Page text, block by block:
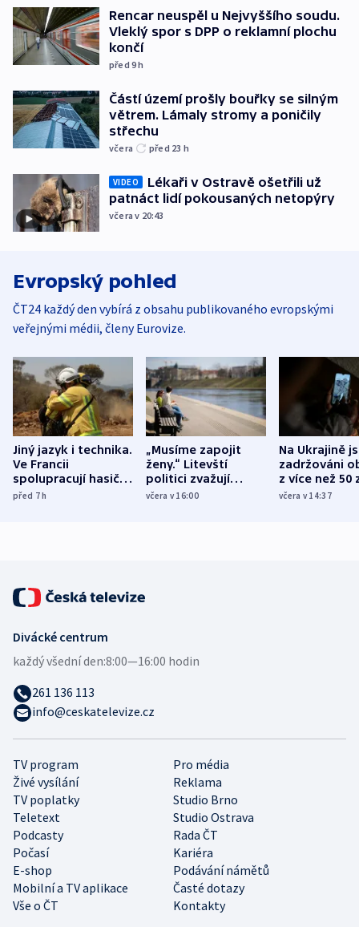
Rencar neuspěl u Nejvyššího soudu.
Vleklý spor s DPP o reklamní plochu
končí
před 9h
Částí území prošly bouřky se silným
větrem. Lámaly stromy a poničily
střechu
včera před 23 h
VIDEO
Lékaři v Ostravě ošetřili už
patnáct lidí pokousaných netopýry
včera v 20:43
Evropský pohled
ČT24 každý den vybírá z obsahu publikovaného evropskými
veřejnými médii, členy Eurovize.
Jiný jazyk i technika.
Ve Francii
spolupracují hasiči z
různých zemí
před 7h
„Musíme zapojit
ženy.“ Litevští
politici zvažují
dohodu o
včera v 16:00
Na Ukrajině
zadržováni
z více než 50
Bojovali na
včera v 14:37
TV program
Pro média
Živé vysílání
Reklama
TV poplatky
Studio Brno
Teletext
Studio Ostrava
Podcasty
Rada ČT
Počasí
Kariéra
E-shop
Podávání námětů
Mobilní a TV aplikace
Časté dotazy
Vše o ČT
Kontakty
Divácké centrum
každý všední den:8:00—16:00 hodin
261 136 113
info@ceskatelevize.cz